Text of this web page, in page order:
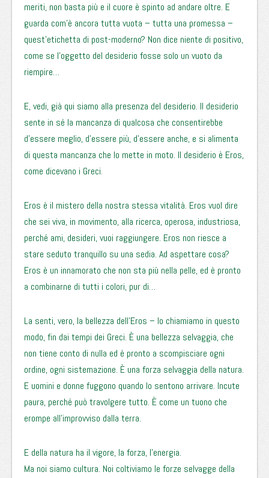
meriti, non basta più e il cuore è spinto ad andare oltre. E
guarda com’è ancora tutta vuota – tutta una promessa –
quest’etichetta di post-moderno? Non dice niente di positivo,
come se l’oggetto del desiderio fosse solo un vuoto da
riempire…
E, vedi, già qui siamo alla presenza del desiderio. Il desiderio
sente in sé la mancanza di qualcosa che consentirebbe
d’essere meglio, d’essere più, d’essere anche, e si alimenta
di questa mancanza che lo mette in moto. Il desiderio è Eros,
come dicevano i Greci.
Eros è il mistero della nostra stessa vitalità. Eros vuol dire
che sei viva, in movimento, alla ricerca, operosa, industriosa,
perché ami, desideri, vuoi raggiungere. Eros non riesce a
stare seduto tranquillo su una sedia. Ad aspettare cosa?
Eros è un innamorato che non sta più nella pelle, ed è pronto
a combinarne di tutti i colori, pur di…
La senti, vero, la bellezza dell’Eros – lo chiamiamo in questo
modo, fin dai tempi dei Greci. È una bellezza selvaggia, che
non tiene conto di nulla ed è pronto a scompisciare ogni
ordine, ogni sistemazione. È una forza selvaggia della natura.
E uomini e donne fuggono quando lo sentono arrivare. Incute
paura, perché può travolgere tutto. È come un tuono che
erompe all’improvviso dalla terra.
E della natura ha il vigore, la forza, l’energia.
Ma noi siamo cultura. Noi coltiviamo le forze selvagge della